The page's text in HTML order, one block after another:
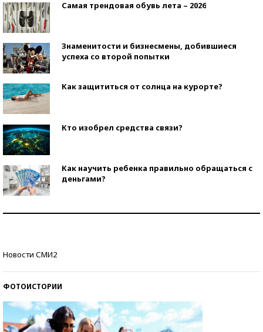
Самая трендовая обувь лета – 2026
Знаменитости и бизнесмены, добившиеся
успеха со второй попытки
Как защититься от солнца на курорте?
Кто изобрел средства связи?
Как научить ребенка правильно обращаться с
деньгами?
Новости СМИ2
ФОТОИСТОРИИ